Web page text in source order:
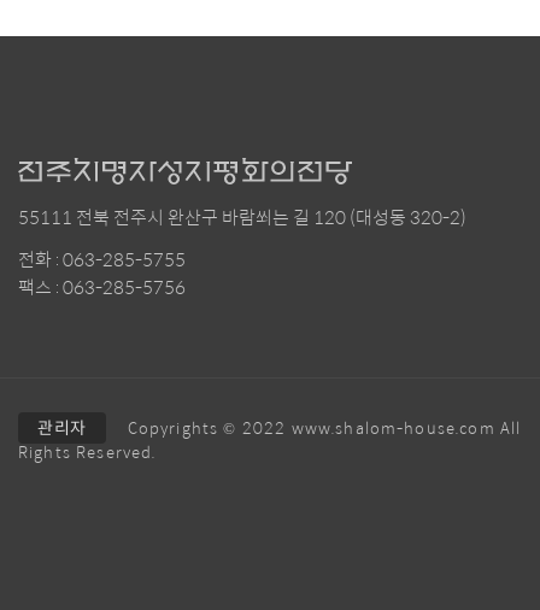
55111 전북 전주시 완산구 바람쐬는 길 120 (대성동 320-2)
전화 : 063-285-5755
팩스 : 063-285-5756
관리자
Copyrights © 2022 www.shalom-house.com All
Rights Reserved.